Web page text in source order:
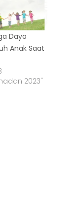
Daya
Anak Saat
2023"